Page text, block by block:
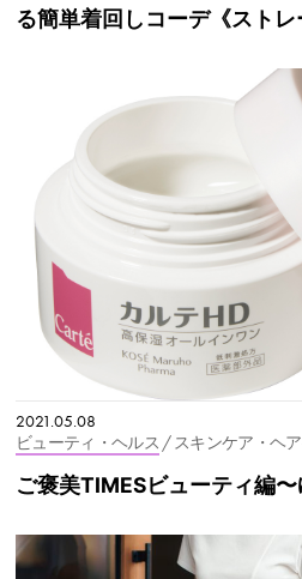
る簡単着回しコーデ《スト
2021.05.08
ビューティ・ヘルス / スキンケア・ヘ
ご褒美TIMESビューティ編